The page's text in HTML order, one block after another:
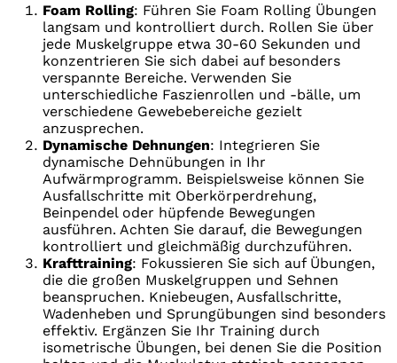
Foam Rolling: Führen Sie Foam Rolling Übungen
langsam und kontrolliert durch. Rollen Sie über
jede Muskelgruppe etwa 30-60 Sekunden und
konzentrieren Sie sich dabei auf besonders
verspannte Bereiche. Verwenden Sie
unterschiedliche Faszienrollen und -bälle, um
verschiedene Gewebebereiche gezielt
anzusprechen.
Dynamische Dehnungen: Integrieren Sie
dynamische Dehnübungen in Ihr
Aufwärmprogramm. Beispielsweise können Sie
Ausfallschritte mit Oberkörperdrehung,
Beinpendel oder hüpfende Bewegungen
ausführen. Achten Sie darauf, die Bewegungen
kontrolliert und gleichmäßig durchzuführen.
Krafttraining: Fokussieren Sie sich auf Übungen,
die die großen Muskelgruppen und Sehnen
beanspruchen. Kniebeugen, Ausfallschritte,
Wadenheben und Sprungübungen sind besonders
effektiv. Ergänzen Sie Ihr Training durch
isometrische Übungen, bei denen Sie die Position